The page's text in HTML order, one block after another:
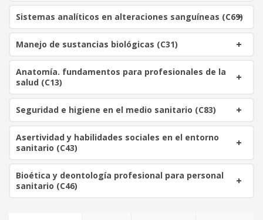
a
2
0
€
Sistemas analíticos en alteraciones sanguíneas (C69)
Manejo de sustancias biológicas (C31)
Anatomía. fundamentos para profesionales de la
salud (C13)
Seguridad e higiene en el medio sanitario (C83)
Asertividad y habilidades sociales en el entorno
sanitario (C43)
Bioética y deontología profesional para personal
sanitario (C46)